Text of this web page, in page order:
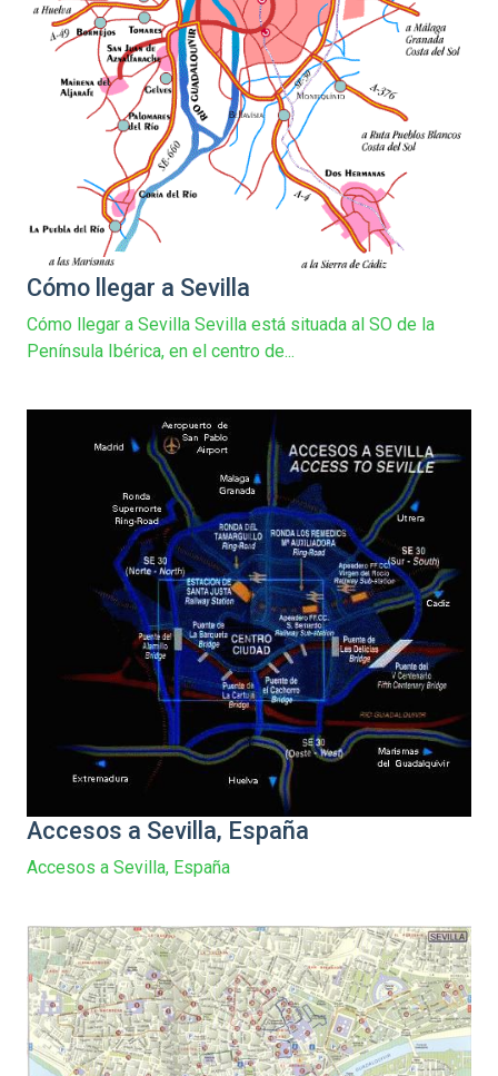
Cómo llegar a Sevilla
Cómo llegar a Sevilla Sevilla está situada al SO de la
Península Ibérica, en el centro de...
Accesos a Sevilla, España
Accesos a Sevilla, España